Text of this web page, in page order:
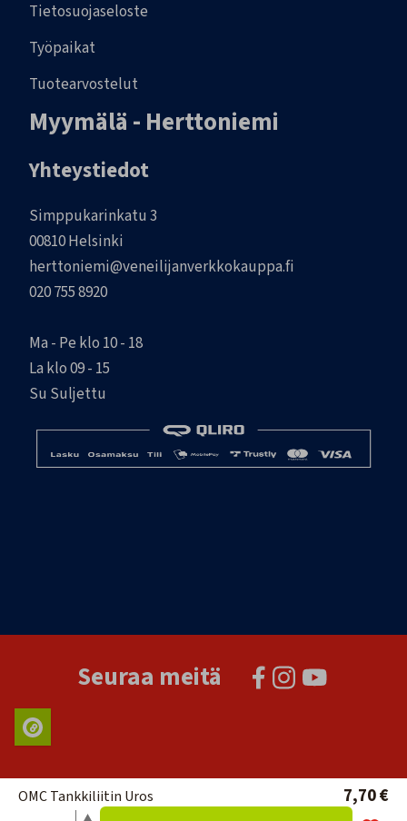
OMC Tankkiliitin Uros 7,70 €
Tietosuojaseloste
Työpaikat
Tuotearvostelut
Myymälä - Herttoniemi
Yhteystiedot
Simppukarinkatu 3
00810 Helsinki
herttoniemi@veneilijanverkkokauppa.fi
020 755 8920
Ma - Pe klo 10 - 18
La klo 09 - 15
Su Suljettu
Seuraa meitä